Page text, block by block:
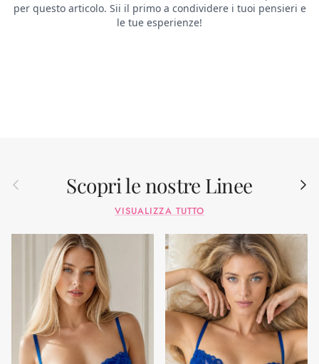
Indietro Scopri le nostre Linee
VISUALIZZA TUTTO